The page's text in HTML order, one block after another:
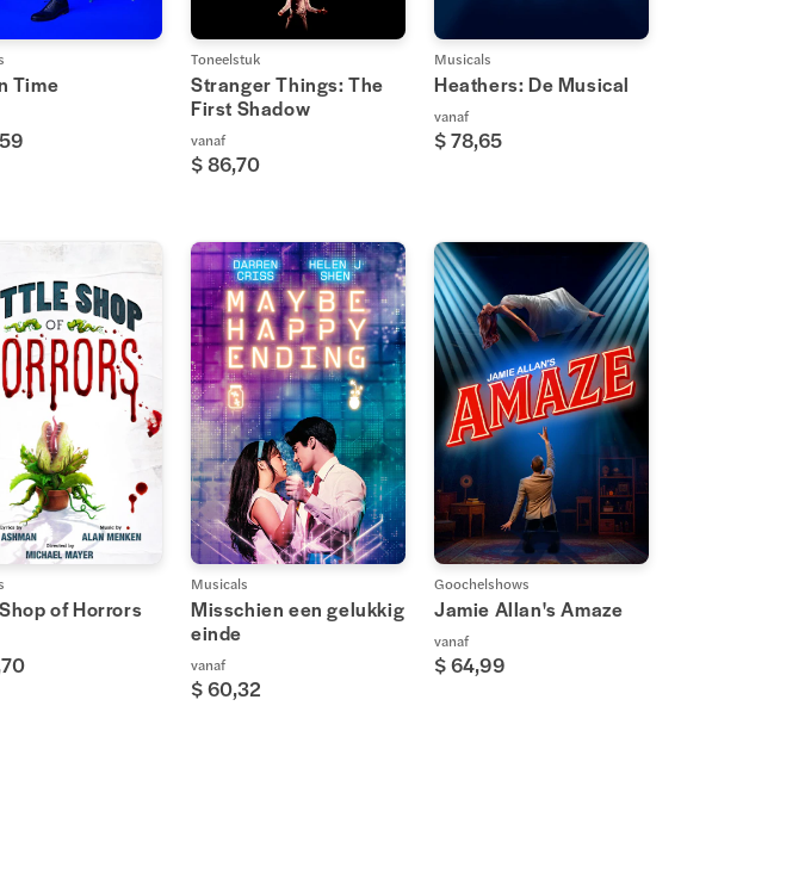
Time
Toneelstuk
Stranger Things: The
First Shadow
vanaf
$ 86,70
Musicals
Heathers: De Musical
vanaf
$ 78,65
of Horrors
Musicals
Misschien een gelukkig
einde
vanaf
$ 60,32
Goochelshows
Jamie Allan's Amaze
vanaf
$ 64,99